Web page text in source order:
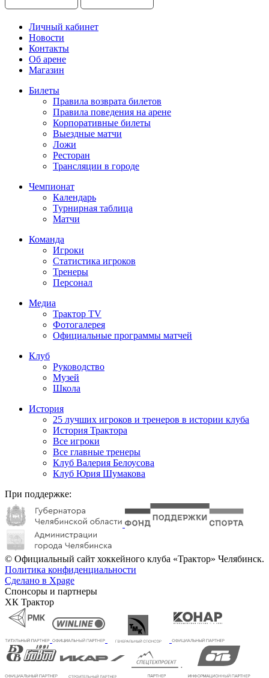
Личный кабинет
Новости
Контакты
Об арене
Магазин
Билеты
Правила возврата билетов
Правила поведения на арене
Корпоративные билеты
Выездные матчи
Ложи
Ресторан
Трансляции в городе
Чемпионат
Календарь
Турнирная таблица
Матчи
Команда
Игроки
Статистика игроков
Тренеры
Персонал
Медиа
Трактор TV
Фотогалерея
Официальные программы матчей
Клуб
Руководство
Музей
Школа
История
25 лучших игроков и тренеров в истории клуба
История Трактора
Все игроки
Все главные тренеры
Клуб Валерия Белоусова
Клуб Юрия Шумакова
При поддержке:
© Официальный сайт хоккейного клуба «Трактор» Челябинск.
Политика конфиденциальности
Сделано в Xpage
Спонсоры и партнеры
ХК Трактор